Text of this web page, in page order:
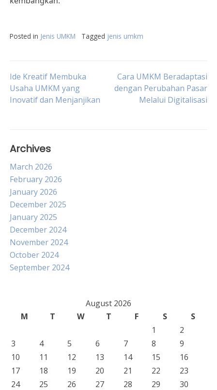
Posted in Jenis UMKM Tagged jenis umkm
Post
navigation
Ide Kreatif Membuka
Usaha UMKM yang
Inovatif dan Menjanjikan
Cara UMKM Beradaptasi
dengan Perubahan Pasar
Melalui Digitalisasi
Archives
March 2026
February 2026
January 2026
December 2025
January 2025
December 2024
November 2024
October 2024
September 2024
August 2026
M
T W T F S
S
1
2
3
4 5 6 7 8
9
10
11 12 13 14 15
16
17
18 19 20 21 22
23
24
25 26 27 28 29
30